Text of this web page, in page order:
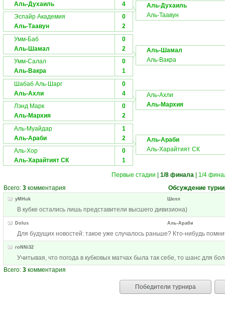
Аль-Духаиль
4
Эспайр Академия
0
Аль-Таавун
2
Аль-Духаиль
Аль-Таавун
Умм-Баб
0
Аль-Шамал
2
Умм-Салал
0
Аль-Вакра
1
Аль-Шамал
Аль-Вакра
Шабаб Аль-Шарг
0
Аль-Ахли
4
Лэнд Марк
0
Аль-Мархия
2
Аль-Ахли
Аль-Мархия
Аль-Муайдар
1
Аль-Араби
2
Аль-Хор
0
Аль-Харайтият СК
1
Аль-Араби
Аль-Харайтият СК
Первые стадии 1/8 финала
1/4
Всего: 3 комментария Обсуждение
yMHuk Шелл
В кубке остались лишь представители высшего дивизиона)
Dolus Аль-Араби
Для будущих новостей: такое уже случалось раньше? Кто-нибудь
roNNi32
Учитывая, что погода в кубковых матчах была так себе, то шанс для
Всего: 3 комментария
Победители турнира